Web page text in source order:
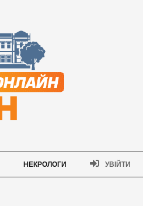
НЕКРОЛОГИ УВІЙТИ